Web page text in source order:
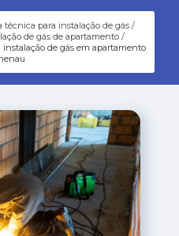
técnica para instalação de gás
de gás de apartamento
de gás em apartamento